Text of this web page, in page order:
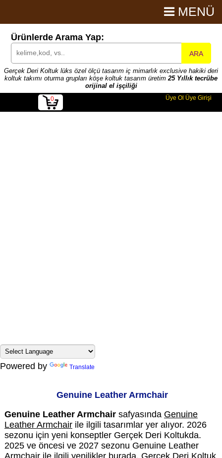
MENÜ
Ürünlerde Arama Yap:
ARA
Gerçek Deri Koltuk lüks özel ölçü tasarım iç mimarlık exclusive hakiki deri
koltuk takımı oturma grupları köşe koltuk tasarım üretim25 Yıllık tecrübe
orijinal el işçiliği
0 Üye Ol Üye Girişi
Powered by Translate
Genuine Leather Armchair
Genuine Leather Armchairsafyasında Genuine
Leather Armchairile ilgili tasarımlar yer alıyor. 2026
sezonu için yeni konseptler Gerçek Deri Koltukda.
2025 ve öncesi ve 2027 sezonu Genuine Leather
Armchair ile ilgili yenilikler burada. Gerçek Deri Koltuk